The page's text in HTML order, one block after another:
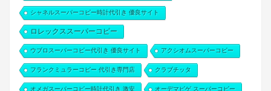
シャネルスーパーコピー時計代引き 優良サイト
ロレックススーパーコピー
ウブロスーパーコピー代引き 優良サイト アクシオムスーパーコピー
フランクミュラーコピー 代引き専門店 クラブチッタ
オメガスーパーコピー時計代引き 激安 オーデマピゲ スーパーコピー